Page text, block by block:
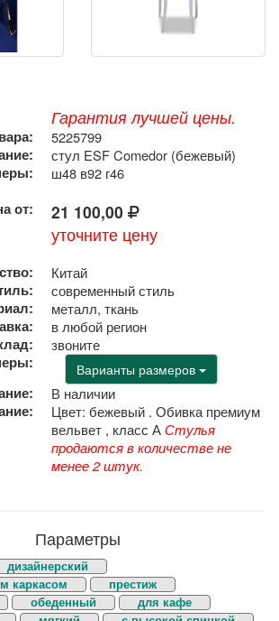
Гарантия лучшей цены.
5225799
стул ESF Comedor (бежевый)
ш48 в92 г46
от:
21 100,00
уточните цену
Китай
современный стиль
металл, ткань
в любой регион
звоните
Варианты размеров
В наличии
Цвет: бежевый . Обивка премиум
вельвет , класс АСтулья
продаются в количестве не
менее 2 штук.
Параметры
дизайнерский
каркасом
престиж
обеденный
для кафе